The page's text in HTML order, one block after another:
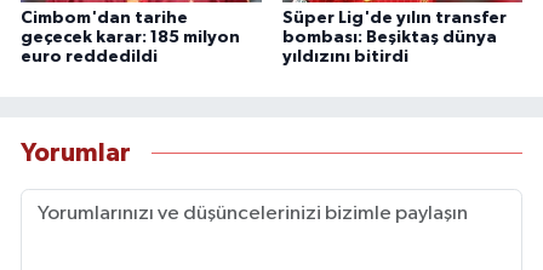
Cimbom'dan tarihe
geçecek karar: 185 milyon
euro reddedildi
Süper Lig'de yılın transfer
bombası: Beşiktaş dünya
yıldızını bitirdi
Yorumlar